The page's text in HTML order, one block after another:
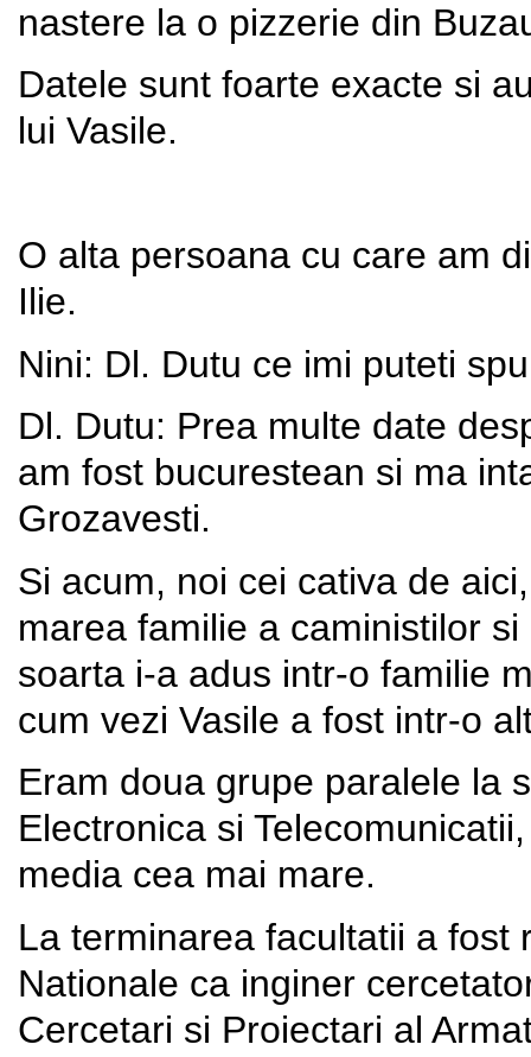
nastere la o pizzerie din
Datele sunt foarte exacte si
lui Vasile.
O alta persoana cu care am
Ilie.
Nini: Dl. Dutu ce imi puteti
Dl. Dutu: Prea multe date
am fost bucurestean si ma
Grozavesti.
Si acum, noi cei cativa de
marea familie a caministilor
soarta i-a adus intr-o familie
cum vezi Vasile a fost intr-o
Eram doua grupe paralele la
Electronica si
media cea mai mare.
La terminarea facultatii a fost
Nationale ca inginer
Cercetari si Proiectari al